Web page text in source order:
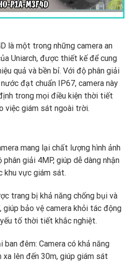
là một trong những camera an
Uniarch, được thiết kế để cung
quả và bền bỉ. Với độ phân giải
đạt chuẩn IP67, camera này
trong mọi điều kiện thời tiết
việc giám sát ngoài trời.
mang lại chất lượng hình ảnh
giải 4MP, giúp dễ dàng nhận
khu vực giám sát.
trang bị khả năng chống bụi và
bảo vệ camera khỏi tác động
tố thời tiết khắc nghiệt.
ban đêm: Camera có khả năng
lên đến 30m, giúp giám sát